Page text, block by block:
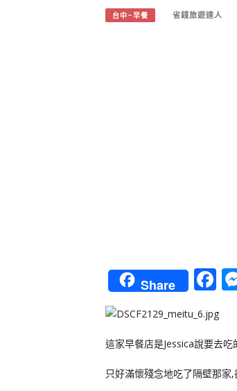
台中~早餐 省錢旅遊達人
Share
這家早餐店是Jessica說要去
只好滿懷殘念地吃了隔壁那家